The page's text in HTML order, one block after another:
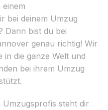
bei deinem Umzug
Dann bist du bei
genau richtig! Wir
in die ganze Welt und
bei ihrem Umzug
steht dir